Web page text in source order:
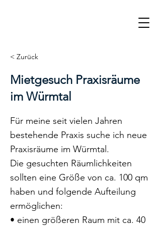
< Zurück
Mietgesuch Praxisräume
im Würmtal
Für meine seit vielen Jahren
bestehende Praxis suche ich neue
Praxisräume im Würmtal.
Die gesuchten Räumlichkeiten
sollten eine Größe von ca. 100 qm
haben und folgende Aufteilung
ermöglichen:
• einen größeren Raum mit ca. 40